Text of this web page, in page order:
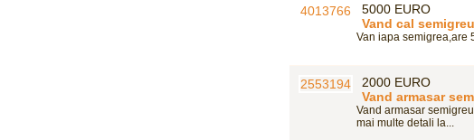
5000 EURO
Vand cal
Van iapa semigrea,are
2000 EURO
Vand armasar
Vand armasar
mai multe detali la...